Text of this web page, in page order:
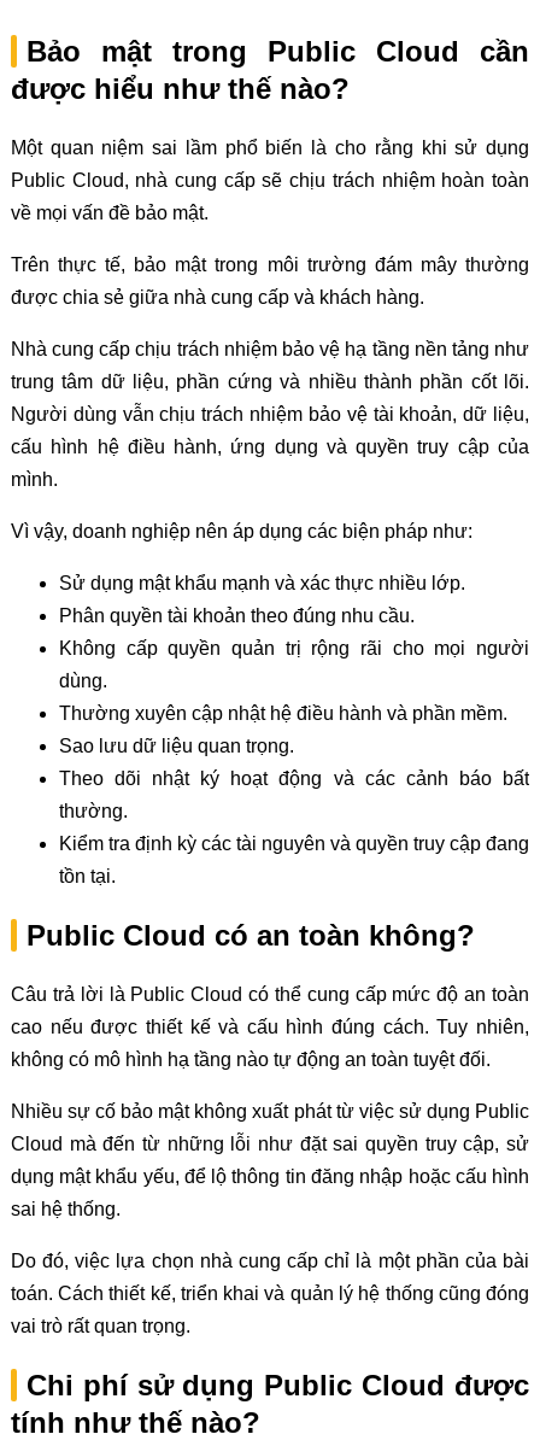
Bảo mật trong Public Cloud cần
được hiểu như thế nào?
Một quan niệm sai lầm phổ biến là cho rằng khi sử dụng
Public Cloud, nhà cung cấp sẽ chịu trách nhiệm hoàn toàn
về mọi vấn đề bảo mật.
Trên thực tế, bảo mật trong môi trường đám mây thường
được chia sẻ giữa nhà cung cấp và khách hàng.
Nhà cung cấp chịu trách nhiệm bảo vệ hạ tầng nền tảng như
trung tâm dữ liệu, phần cứng và nhiều thành phần cốt lõi.
Người dùng vẫn chịu trách nhiệm bảo vệ tài khoản, dữ liệu,
cấu hình hệ điều hành, ứng dụng và quyền truy cập của
mình.
Vì vậy, doanh nghiệp nên áp dụng các biện pháp như:
Sử dụng mật khẩu mạnh và xác thực nhiều lớp.
Phân quyền tài khoản theo đúng nhu cầu.
Không cấp quyền quản trị rộng rãi cho mọi người
dùng.
Thường xuyên cập nhật hệ điều hành và phần mềm.
Sao lưu dữ liệu quan trọng.
Theo dõi nhật ký hoạt động và các cảnh báo bất
thường.
Kiểm tra định kỳ các tài nguyên và quyền truy cập đang
tồn tại.
Public Cloud có an toàn không?
Câu trả lời là Public Cloud có thể cung cấp mức độ an toàn
cao nếu được thiết kế và cấu hình đúng cách. Tuy nhiên,
không có mô hình hạ tầng nào tự động an toàn tuyệt đối.
Nhiều sự cố bảo mật không xuất phát từ việc sử dụng Public
Cloud mà đến từ những lỗi như đặt sai quyền truy cập, sử
dụng mật khẩu yếu, để lộ thông tin đăng nhập hoặc cấu hình
sai hệ thống.
Do đó, việc lựa chọn nhà cung cấp chỉ là một phần của bài
toán. Cách thiết kế, triển khai và quản lý hệ thống cũng đóng
vai trò rất quan trọng.
Chi phí sử dụng Public Cloud được
tính như thế nào?